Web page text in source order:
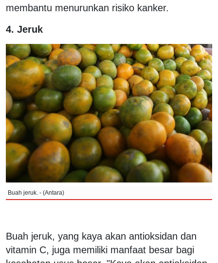
membantu menurunkan risiko kanker.
4. Jeruk
Buah jeruk. - (Antara)
Buah jeruk, yang kaya akan antioksidan dan
vitamin C, juga memiliki manfaat besar bagi